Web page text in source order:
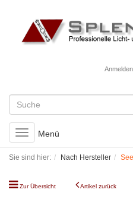
Anmelden
Toggle
navigation
Menü
Sie sind hier: Nach Hersteller
Zur Übersicht Artikel zurück